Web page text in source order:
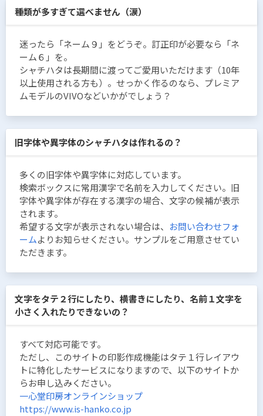
種類が多すぎて選べません（涙）
迷ったら「ネーム９」をどうぞ。訂正印が必要なら「ネ
ーム６」を。
シャチハタは長期間に渡ってご愛用いただけます（10年
以上使用される方も）。せっかく作るのなら、プレミア
ムモデルのVIVOなどいかがでしょう？
旧字体や異字体のシャチハタは作れるの？
多くの旧字体や異字体に対応しています。
検索ボックスに常用漢字で名前を入力してください。旧
字体や異字体が存在する漢字の場合、文字の候補が表示
されます。
希望する文字が表示されない場合は、 お問い合わせフォ
ームよりお知らせください。サンプルをご用意させてい
ただきます。
文字をタテ２行にしたり、横書きにしたり、名前１文字を
小さく入れたりできないの？
すべて対応可能です。
ただし、このサイトの印影作成機能はタテ１行レイアウ
トに特化したサービスになりますので、以下のサイトか
らお申し込みください。
一心堂印房オンラインショップ
https://www.is-hanko.co.jp